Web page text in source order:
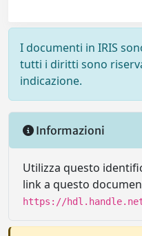
I documenti in IRIS
tutti i diritti sono
indicazione.
Informazioni
Utilizza questo
link a questo
https://